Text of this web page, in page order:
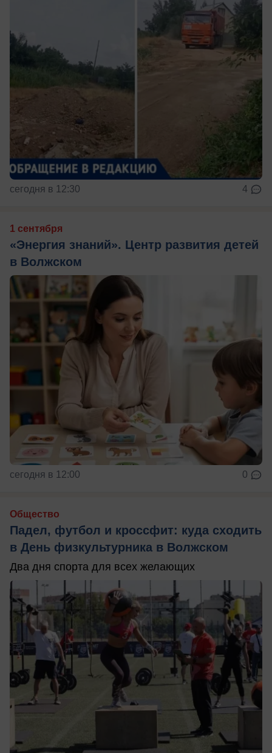
сегодня в 12:30 4
1 сентября
«Энергия знаний». Центр развития детей
в Волжском
сегодня в 12:00 0
Общество
Падел, футбол и кроссфит: куда сходить
в День физкультурника в Волжском
Два дня спорта для всех желающих